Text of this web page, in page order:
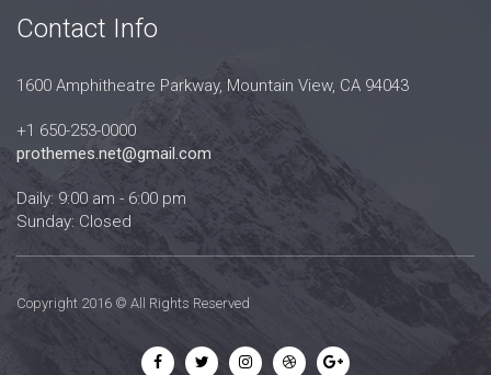
Contact Info
1600 Amphitheatre Parkway, Mountain View, CA 94043
+1 650-253-0000
prothemes.net@gmail.com
Daily: 9:00 am - 6:00 pm
Sunday: Closed
Copyright 2016 © All Rights Reserved